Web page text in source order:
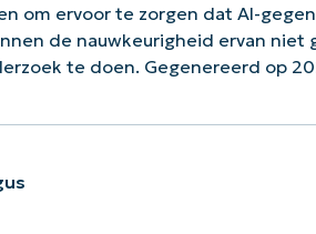
om ervoor te zorgen dat AI-
de nauwkeurigheid ervan niet
te doen. Gegenereerd op